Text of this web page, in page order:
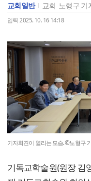
교회일반 교회 노형구 기
입력 2025. 10. 16 14:18
기자회견이 열리는 모습. ©노형구
기독교학술원(원장 김